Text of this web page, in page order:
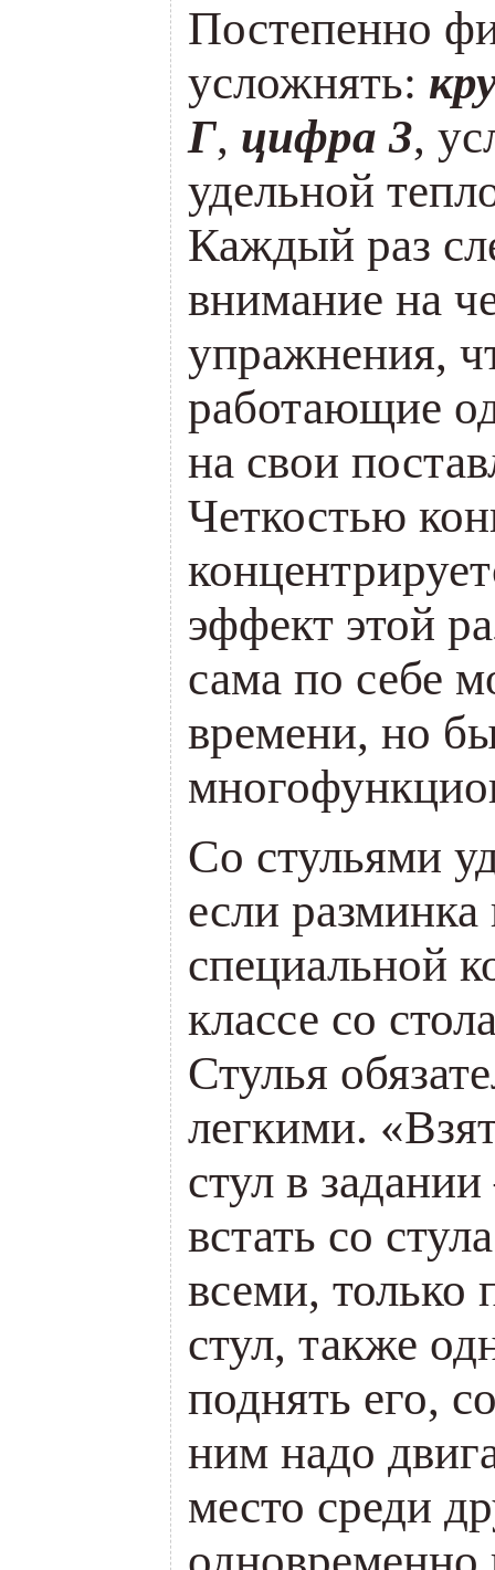
Постепенно
усложнять:
Г, цифра 3,
удельной
Каж­дый раз
внимание на
упражнения,
работающие
на свои
Четкостью
эф­фект этой
сама по себе
вре­мени, но
Со стульями
если
специальной
классе со
Стулья
легкими.
стул в
встать со
всеми, только
стул, также
поднять его,
ним надо
место среди